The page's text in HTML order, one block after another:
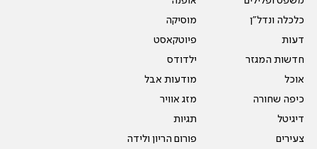
כלכלה ונדל"ן
דעות
חדשות המגזר
אוכל
כיפה שחורה
דיגיטל
צעירים
מוסיקה
פיוטקאסט
ילדודס
מודעות אבל
מזג אוויר
תגיות
פורום הריון ולידה